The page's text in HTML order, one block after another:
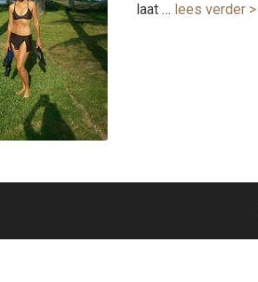
laat … lees verder >